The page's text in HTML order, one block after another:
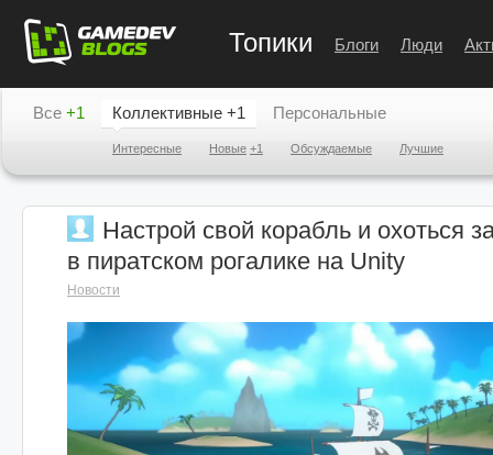
Топики Блоги Люди
Все +1 Коллективные +1
Интересные Новые +1 Обсуждаемые Лучшие
Персональные
Настрой свой корабль и охоться
в пиратском рогалике на Unity
Новости